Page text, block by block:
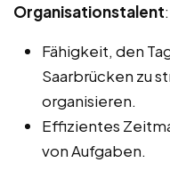
Organisationstalent:
Fähigkeit, den
Saarbrücken zu
organisieren.
Effizientes
von Aufgaben.